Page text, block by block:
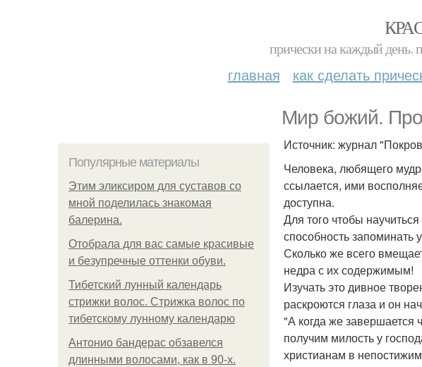
прически на каждый день.
главная как сделать
Мир божий.
Популярные материалы
Этим эликсиром для суставов со
мной поделилась знакомая
балерина.
Отобрала для вас самые красивые
и безупречные оттенки обуви.
Тибетский лунный календарь
стрижки волос. Стрижка волос по
тибетскому лунному календарю
Антонио бандерас обзавелся
длинными волосами, как в 90-х.
Источник: журнал
Человека, любящего
ссылается, ими
доступна.
Для того чтобы
способность запоминать
Сколько же всего
недра с их содержимым!
Изучать это дивное
раскроются глаза и он
"А когда же завершается
получим милость у
христианам в